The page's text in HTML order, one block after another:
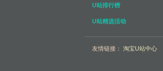
U站排行榜
U站精选活动
友情链接： 淘宝U站中心